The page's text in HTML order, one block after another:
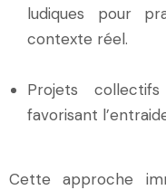
ludiques pour
contexte réel.
Projets
favorisant
Cette approche